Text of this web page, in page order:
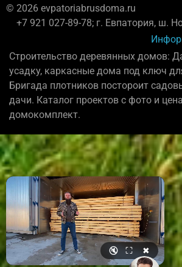
© 2026 evpatoriabrusdoma.ru
+7 921 027-89-78; г. Евпатория, ш.
Строительство деревянных домов:
усадку, каркасные дома под ключ
Бригада плотников постороит
дачи. Каталог проектов с фото и
домокомплект.
🔇 ⛶ ✖